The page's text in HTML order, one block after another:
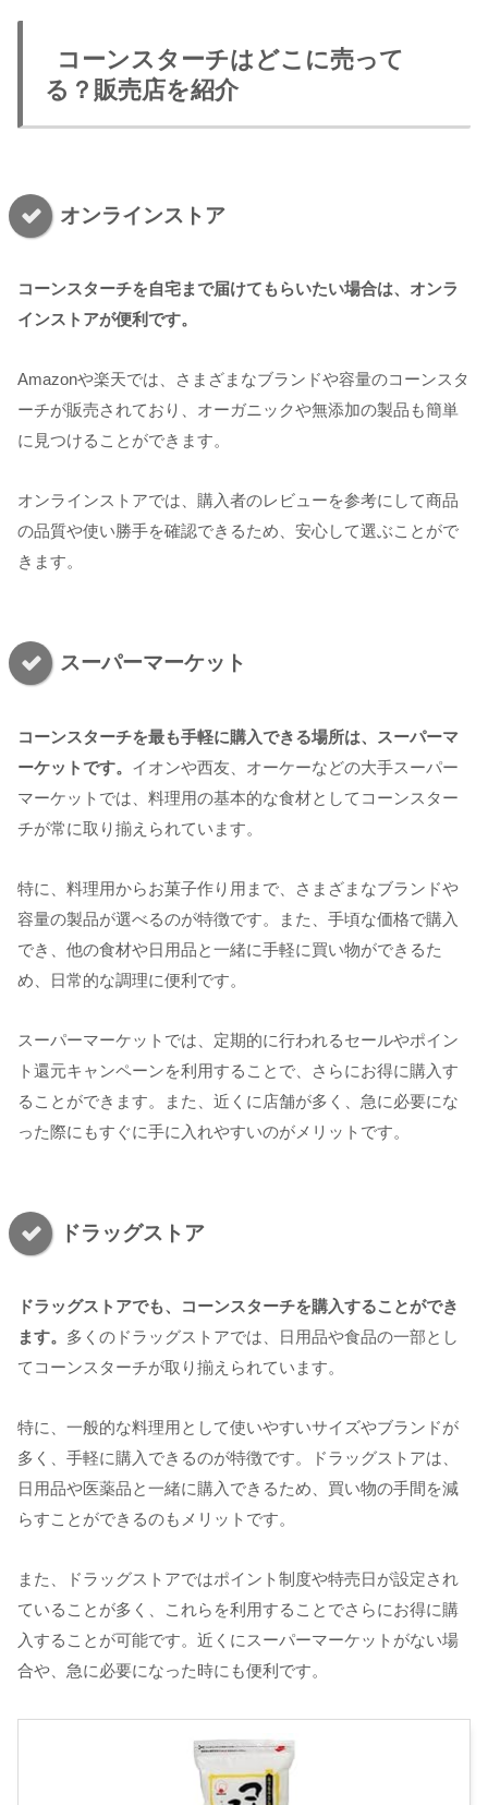
コーンスターチはどこに売って
る？販売店を紹介
オンラインストア
コーンスターチを自宅まで届けてもらいたい場合は、オンラ
インストアが便利です。
Amazonや楽天では、さまざまなブランドや容量のコーンスタ
ーチが販売されており、オーガニックや無添加の製品も簡単
に見つけることができます。
オンラインストアでは、購入者のレビューを参考にして商品
の品質や使い勝手を確認できるため、安心して選ぶことがで
きます。
スーパーマーケット
コーンスターチを最も手軽に購入できる場所は、スーパーマ
ーケットです。 イオンや西友、オーケーなどの大手スーパー
マーケットでは、料理用の基本的な食材としてコーンスター
チが常に取り揃えられています。
特に、料理用からお菓子作り用まで、さまざまなブランドや
容量の製品が選べるのが特徴です。また、手頃な価格で購入
でき、他の食材や日用品と一緒に手軽に買い物ができるた
め、日常的な調理に便利です。
スーパーマーケットでは、定期的に行われるセールやポイン
ト還元キャンペーンを利用することで、さらにお得に購入す
ることができます。また、近くに店舗が多く、急に必要にな
った際にもすぐに手に入れやすいのがメリットです。
ドラッグストア
ドラッグストアでも、コーンスターチを購入することができ
ます。 多くのドラッグストアでは、日用品や食品の一部とし
てコーンスターチが取り揃えられています。
特に、一般的な料理用として使いやすいサイズやブランドが
多く、手軽に購入できるのが特徴です。ドラッグストアは、
日用品や医薬品と一緒に購入できるため、買い物の手間を減
らすことができるのもメリットです。
また、ドラッグストアではポイント制度や特売日が設定され
ていることが多く、これらを利用することでさらにお得に購
入することが可能です。近くにスーパーマーケットがない場
合や、急に必要になった時にも便利です。